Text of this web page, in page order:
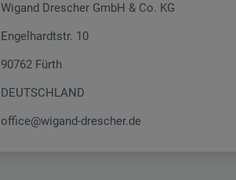
Wigand Drescher GmbH & Co. KG
Engelhardtstr. 10
90762 Fürth
DEUTSCHLAND
office@wigand-drescher.de